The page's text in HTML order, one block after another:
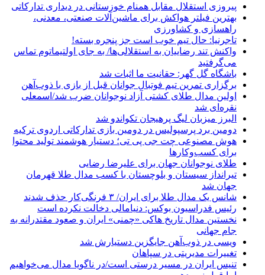
پیروزی استقلال مقابل همنام خوزستانی در دیداری تدارکاتی
بهترین فیلتر هواکش برای ماشین‌آلات صنعتی، معدنی،
راهسازی و کشاورزی
تاجرنیا: حال تیم خوب است جز پنجره بسته!
واکنش تند رضاییان به استقلالی‌ها/ به جای اولتیماتوم تماس
می‌گرفتید
باشگاه گل گهر: حقانیت ما اثبات شد
برگزاری تمرین تیم فوتبال جوانان قبل از بازی با ذوب‌آهن
اولین مدال طلای کشتی آزاد نوجوانان ضرب شد/اسمعلی
نقره‌ای شد
البرز میزبان لیگ پرهیجان تکواندو شد
دومین برد پرسپولیس در دومین بازی تدارکاتی اردوی ترکیه
هوش مصنوعی چت جی پی تی؛ دستیار هوشمند تولید محتوا
برای کسب‌وکارها
طلای نوجوانان جهان برای علیرضا رضایی
تیرانداز سیستان و بلوچستان با کسب مدال طلا قهرمان
جهان شد
شانس یک مدال طلا برای ایران/ ۳ فرنگی‌کار حذف شدند
رئیس فدراسیون بوکس: دنیامالی دخالت نکرده است
نخستین مدال تاریخ هاکی «چمنی» ایران و صعود مقتدرانه به
جام جهانی
ویسی در ذوب‌آهن جایگزین دستیارش شد
تغییرات مدیریتی در سپاهان
تنیس ایران در مسیر درستی است/در ناگویا مدال می‌خواهیم